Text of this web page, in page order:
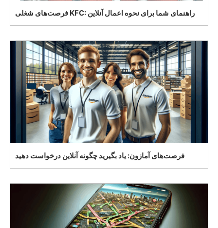
فرصت‌های شغلی KFC: راهنمای شما برای نحوه اعمال آنلاین
فرصت‌های آمازون: یاد بگیرید چگونه آنلاین درخواست دهید